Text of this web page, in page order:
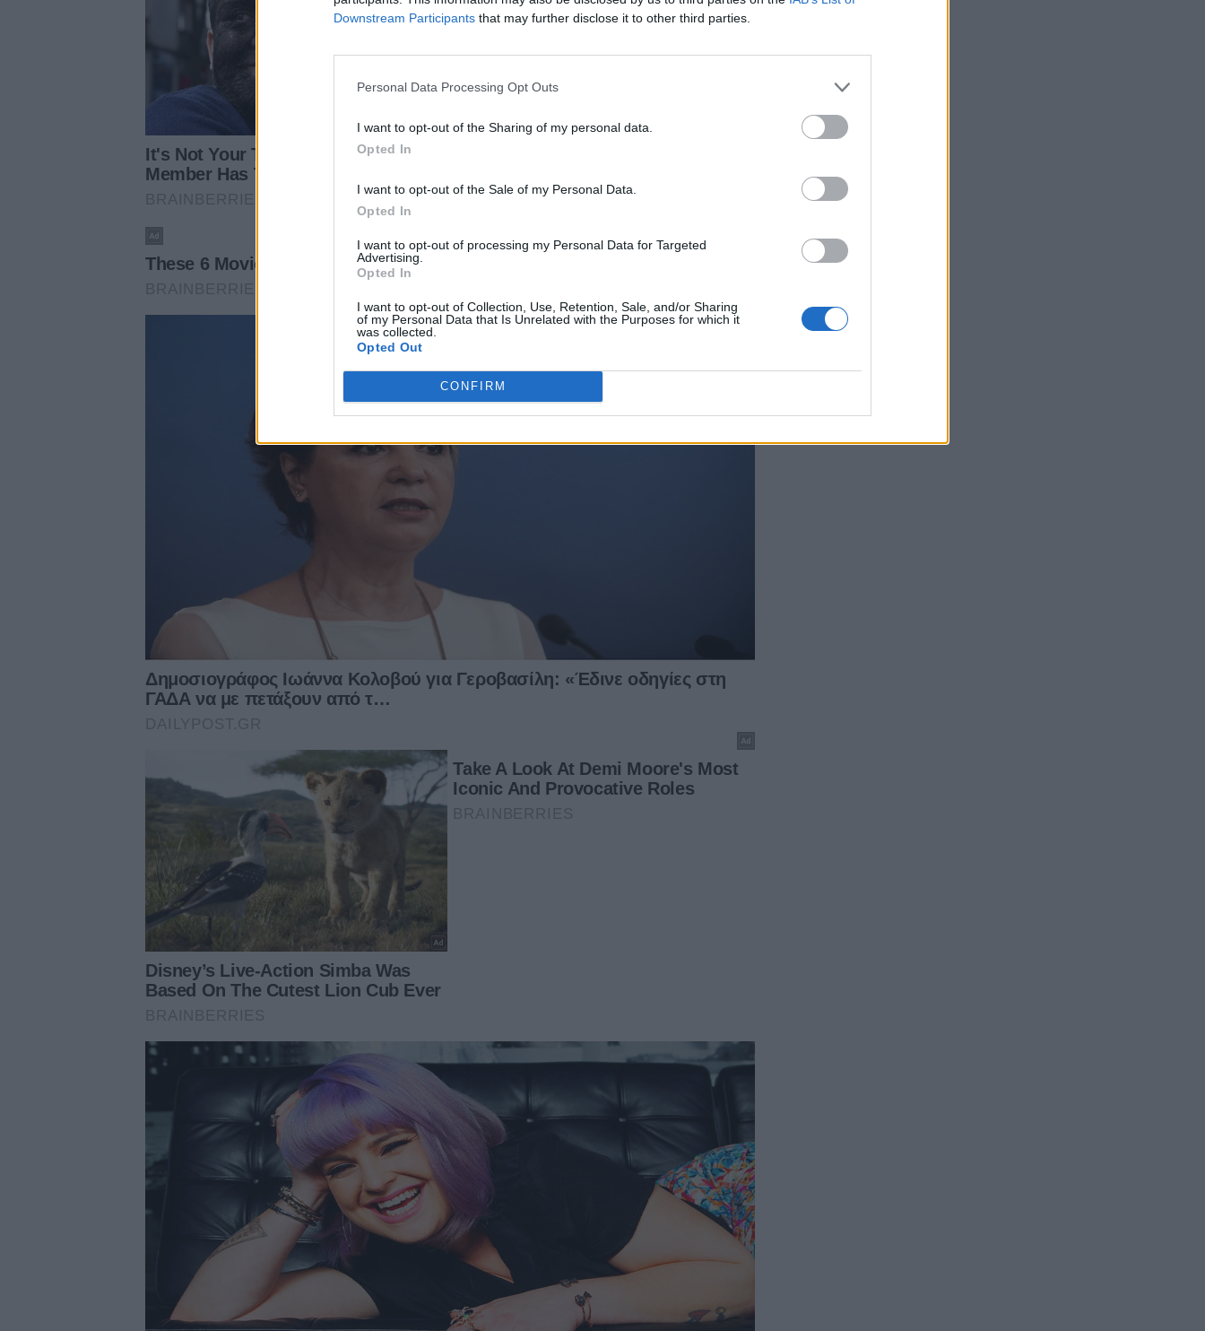
Downstream Participants that may further disclose it to other third parties.
Personal Data Processing Opt Outs
I want to opt-out of the Sharing of my personal data.
Opted In
I want to opt-out of the Sale of my Personal Data.
Opted In
I want to opt-out of processing my Personal Data for Targeted
Advertising.
Opted In
I want to opt-out of Collection, Use, Retention, Sale, and/or Sharing
of my Personal Data that Is Unrelated with the Purposes for which it
was collected.
Opted Out
CONFIRM